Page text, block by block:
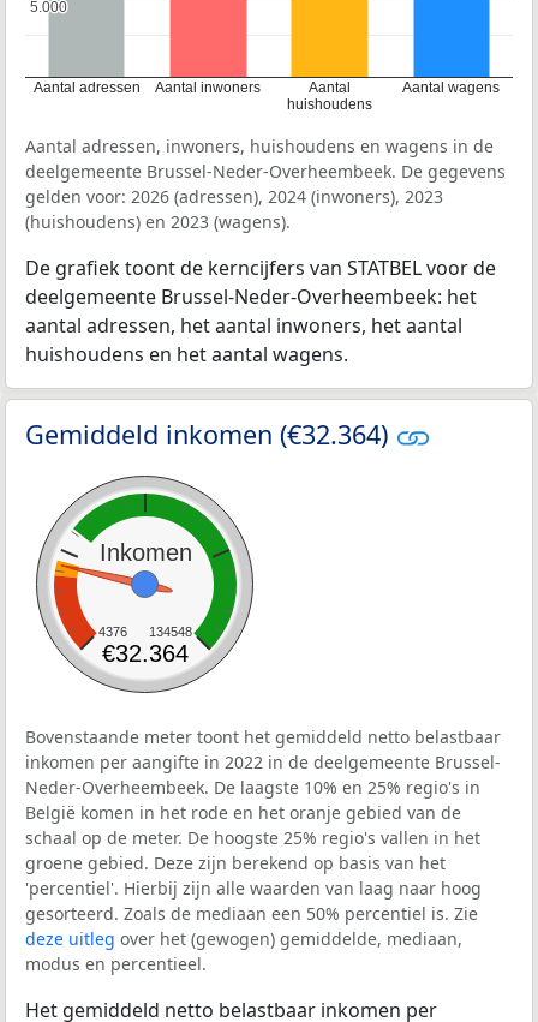
Aantal adressen Aantal inwoners
Aantal
huishoudens
Aantal wagens
5.000
5.000
Aantal adressen, inwoners, huishoudens en wagens in de
deelgemeente Brussel-Neder-Overheembeek. De gegevens
gelden voor: 2026 (adressen), 2024 (inwoners), 2023
(huishoudens) en 2023 (wagens).
De grafiek toont de kerncijfers van STATBEL voor de
deelgemeente Brussel-Neder-Overheembeek: het
aantal adressen, het aantal inwoners, het aantal
huishoudens en het aantal wagens.
Gemiddeld inkomen (€32.364)
Inkomen
4376 134548
€32.364
Bovenstaande meter toont het gemiddeld netto belastbaar
inkomen per aangifte in 2022 in de deelgemeente Brussel-
Neder-Overheembeek. De laagste 10% en 25% regio's in
België komen in het rode en het oranje gebied van de
schaal op de meter. De hoogste 25% regio's vallen in het
groene gebied. Deze zijn berekend op basis van het
'percentiel'. Hierbij zijn alle waarden van laag naar hoog
gesorteerd. Zoals de mediaan een 50% percentiel is. Zie
deze uitleg over het (gewogen) gemiddelde, mediaan,
modus en percentieel.
Het gemiddeld netto belastbaar inkomen per